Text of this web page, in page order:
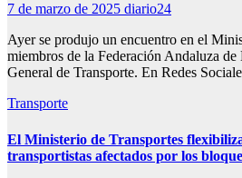
7 de marzo de 2025 diario24
Ayer se produjo un encuentro en el
miembros de la Federación Andaluza
General de Transporte. En Redes
Transporte
El Ministerio de Transportes
transportistas afectados por los